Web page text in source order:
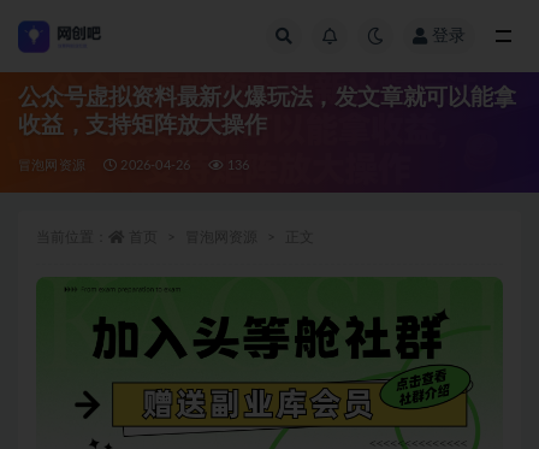
登录
公众号虚拟资料最新火爆玩法，发文章就可以能拿
收益，支持矩阵放大操作
冒泡网资源 2026-04-26 136